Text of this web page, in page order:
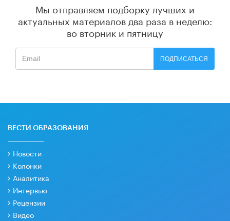
Мы отправляем подборку лучших и
актуальных материалов два раза в неделю:
во вторник и пятницу
ПОДПИСАТЬСЯ
ВЕСТИ ОБРАЗОВАНИЯ
Новости
Колонки
Аналитика
Интервью
Рецензии
Видео